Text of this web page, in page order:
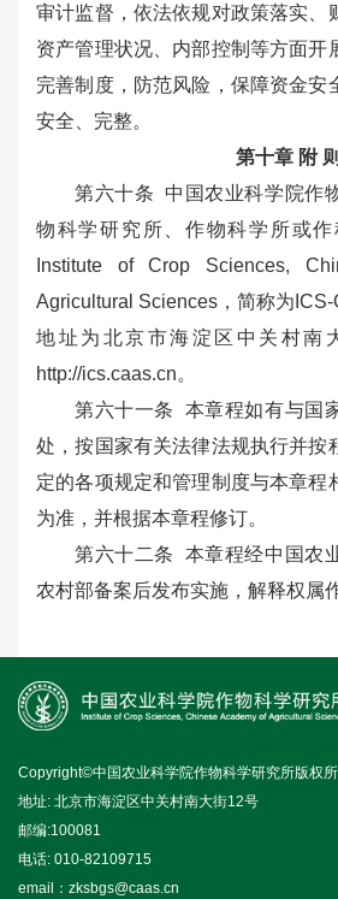
审计监督，依法依规对政策落实、
资产管理状况、内部控制等方面开
完善制度，防范风险，保障资金安
安全、完整。
第十章 附 则
第六十条 中国农业科学院作
物科学研究所、作物科学所或
Institute of Crop Sciences,
Agricultural Sciences，简称为
地址为北京市海淀区中关村南
http://ics.caas.cn。
第六十一条 本章程如有与国
处，按国家有关法律法规执行并按
定的各项规定和管理制度与本章程
为准，并根据本章程修订。
第六十二条 本章程经中国农
农村部备案后发布实施，解释权属
Copyright©中国农业科学院作物科学研究所版权
地址: 北京市海淀区中关村南大街12号
邮编:100081
电话: 010-82109715
email：zksbgs@caas.cn